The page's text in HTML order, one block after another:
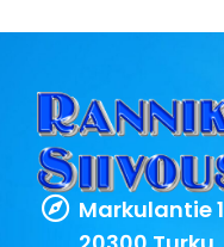
Markulantie 1